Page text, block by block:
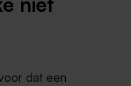
dat een